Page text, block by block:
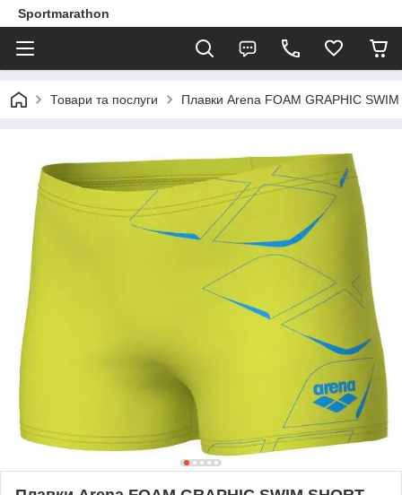
Sportmarathon
Товари та послуги Плавки Arena FOAM GRAPHIC